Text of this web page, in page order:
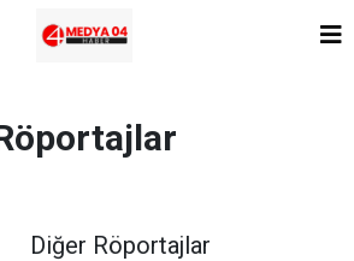
Diğer Röportajlar